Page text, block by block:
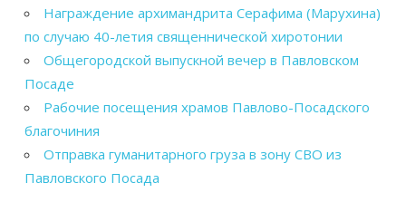
Награждение архимандрита Серафима (Марухина)
по случаю 40-летия священнической хиротонии
Общегородской выпускной вечер в Павловском
Посаде
Рабочие посещения храмов Павлово-Посадского
благочиния
Отправка гуманитарного груза в зону СВО из
Павловского Посада